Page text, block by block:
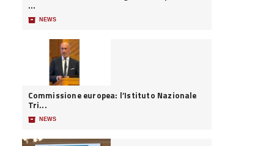
...
📦 NEWS
Commissione europea: l’Istituto Nazionale
Tri...
📦 NEWS